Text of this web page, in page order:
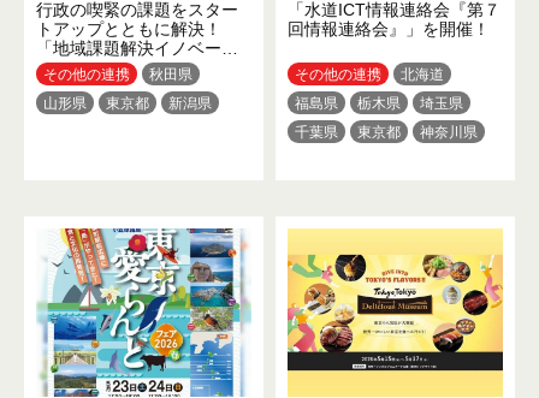
行政の喫緊の課題をスター
トアップとともに解決！
「地域課題解決イノベーシ
ョン創出イベント」を開催
しました
その他の連携
秋田県
山形県
東京都 新潟県
「水道ICT情報連絡会『第７
回情報連絡会』」を開催！
その他の連携
北海道
福島県
栃木県
埼玉県
千葉県
東京都
神奈川県